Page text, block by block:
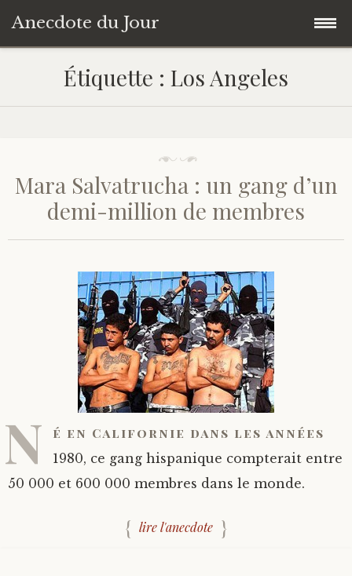
Anecdote du Jour
Accéder
contenu
Livres de Culture Générale
À propos
Étiquette : Los Angeles
Mara Salvatrucha : un gang d’un
demi-million de membres
N é en Californie dans les années
1980, ce gang hispanique compterait entre
50 000 et 600 000 membres dans le monde.
lire l'anecdote